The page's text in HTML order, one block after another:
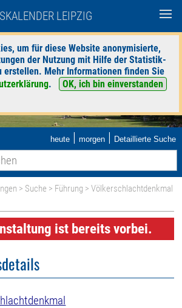
LEIPZIG
um für diese Website anonymisierte,
der Nutzung mit Hilfe der Statistik-
erstellen. Mehr Informationen finden Sie
.
OK, ich bin einverstanden
heute | morgen | Detaillierte Suche
> Suche > Führung >Völkerschlachtdenkmal
ist bereits vorbei.